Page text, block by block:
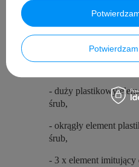
- 3 x koło zębate,
- 6 x haczyk,
- 4 x plastikowe
- duży plastikowy
śrub,
- okrągły element
śrub,
- 3 x element